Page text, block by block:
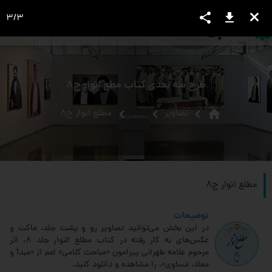
view_headline
طرح سه بعدی کتاب مطع انوار ج8
home تصاویر ... مطلع انوار ج8
مطلع انوار ج8
توضیحات
در این بخش می‌توانید تصاویر رو و پشت جلد، ماکت و
عکس‌های به کار رفته در کتاب مطلع النوار جلد 8‏، اثر
مرحوم علامه طهرانی پیرامون «مباحث کلامی» اعم از «مبدأ و
معاد، مَساوِی»، را مشاهده و دانلود کنید.
close
download
share
3/3